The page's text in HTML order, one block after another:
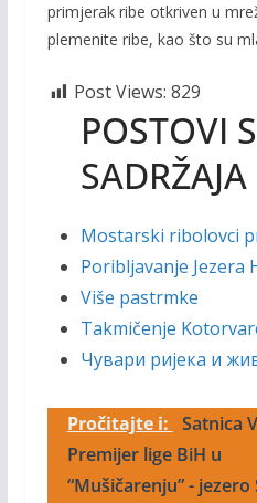
primjerak ribe otkriven u
plemenite ribe, kao što su
Post Views: 829
POSTOVI
SADRŽAJA
Mostarski ribolovci
Poribljavanje Jezera
Više pastrmke
Takmičenje
Чувари ријека и
Pročitajte i: Satnica
Premijer lige BiH u
“Mušičarenju” - jezero